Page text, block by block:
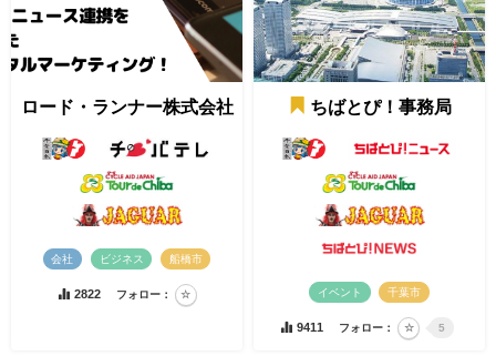
ロード・ランナー株式会社
会社 ビジネス 船橋市
2822 フォロー：
ちばとぴ！事務局
イベント 千葉市
9411 フォロー： 5